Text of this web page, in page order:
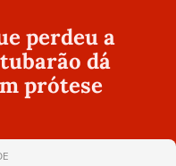
perdeu a
dá
prótese